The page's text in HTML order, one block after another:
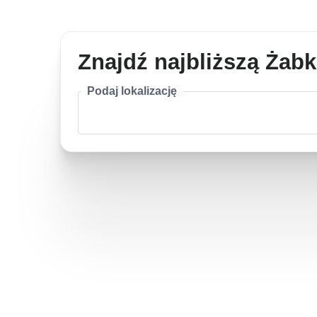
Znajdź najbliższą
Podaj lokalizację